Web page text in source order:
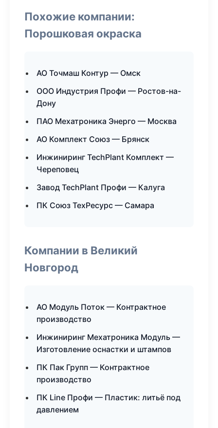
Похожие компании:
Порошковая окраска
АО Точмаш Контур — Омск
ООО Индустрия Профи — Ростов-на-
Дону
ПАО Мехатроника Энерго — Москва
АО Комплект Союз — Брянск
Инжиниринг TechPlant Комплект —
Череповец
Завод TechPlant Профи — Калуга
ПК Союз ТехРесурс — Самара
Компании в Великий
Новгород
АО Модуль Поток — Контрактное
производство
Инжиниринг Мехатроника Модуль —
Изготовление оснастки и штампов
ПК Пак Групп — Контрактное
производство
ПК Line Профи — Пластик: литьё под
давлением